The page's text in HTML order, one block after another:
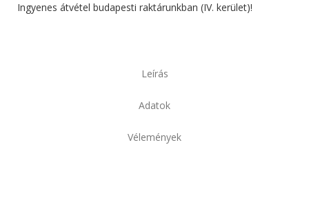
Ingyenes átvétel budapesti raktárunkban (IV. kerület)!
Leírás
Adatok
Vélemények